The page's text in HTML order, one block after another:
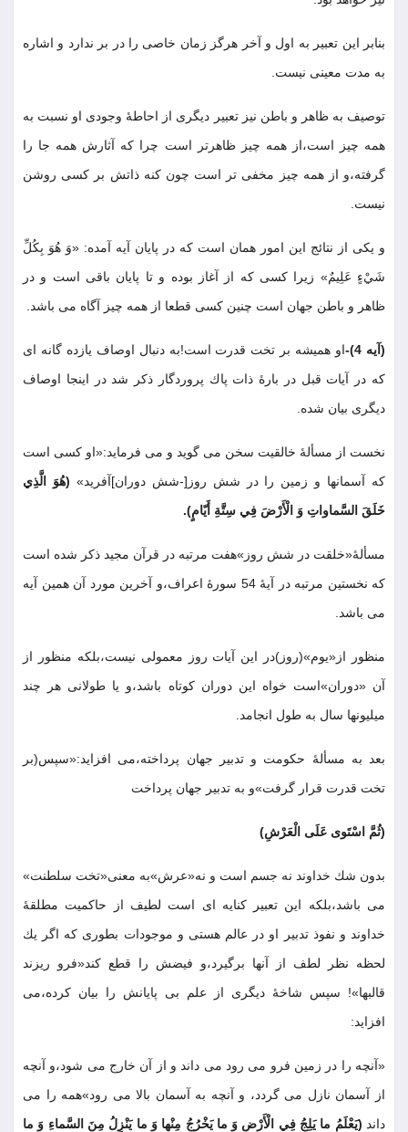
بنابر اين تعبير به اول و آخر هرگز زمان خاصى را در بر ندارد و اشاره
به مدت معينى نيست
توصيف به ظاهر و باطن نيز تعبير ديگرى از احاطۀ وجودى او نسبت به
همه چيز است،از همه چيز ظاهرتر است چرا كه آثارش همه جا را
گرفته،و از همه چيز مخفى تر است چون كنه ذاتش بر كسى روشن
نيست
و يكى از نتائج اين امور همان است كه در پايان آيه آمده: «وَ هُوَ بِكُلِّ
شَيْءٍ عَلِيمٌ» زيرا كسى كه از آغاز بوده و تا پايان باقى است و در
ظاهر و باطن جهان است چنين كسى قطعا از همه چيز آگاه مى باشد
(آيه 4)-
او هميشه بر تخت قدرت است!به دنبال اوصاف يازده گانه اى
كه در آيات قبل در بارۀ ذات پاك پروردگار ذكر شد در اينجا اوصاف
ديگرى بيان شده
نخست از مسألۀ خالقيت سخن مى گويد و مى فرمايد:«او كسى است
كه آسمانها و زمين را در شش روز[-شش دوران]آفريد» (هُوَ الَّذِي
خَلَقَ السَّماواتِ وَ الْأَرْضَ فِي سِتَّةِ أَيّامٍ).
مسألۀ«خلقت در شش روز»هفت مرتبه در قرآن مجيد ذكر شده است
كه نخستين مرتبه در آيۀ 54 سورۀ اعراف،و آخرين مورد آن همين آيه
مى باشد
منظور از«يوم»(روز)در اين آيات روز معمولى نيست،بلكه منظور از
آن «دوران»است خواه اين دوران كوتاه باشد،و يا طولانى هر چند
ميليونها سال به طول انجامد
بعد به مسألۀ حكومت و تدبير جهان پرداخته،مى افزايد:«سپس(بر
تخت قدرت قرار گرفت»و به تدبير جهان پرداخت
(ثُمَّ اسْتَوى عَلَى الْعَرْشِ)
بدون شك خداوند نه جسم است و نه«عرش»به معنى«تخت سلطنت»
مى باشد،بلكه اين تعبير كنايه اى است لطيف از حاكميت مطلقۀ
خداوند و نفوذ تدبير او در عالم هستى و موجودات بطورى كه اگر يك
لحظه نظر لطف از آنها برگيرد،و فيضش را قطع كند«فرو ريزند
قالبها»! سپس شاخۀ ديگرى از علم بى پايانش را بيان كرده،مى
افزايد:
«آنچه را در زمين فرو مى رود مى داند و از آن خارج مى شود،و آنچه
از آسمان نازل مى گردد، و آنچه به آسمان بالا مى رود»همه را مى
داند (يَعْلَمُ ما يَلِجُ فِي الْأَرْضِ وَ ما يَخْرُجُ مِنْها وَ ما يَنْزِلُ مِنَ السَّماءِ وَ ما